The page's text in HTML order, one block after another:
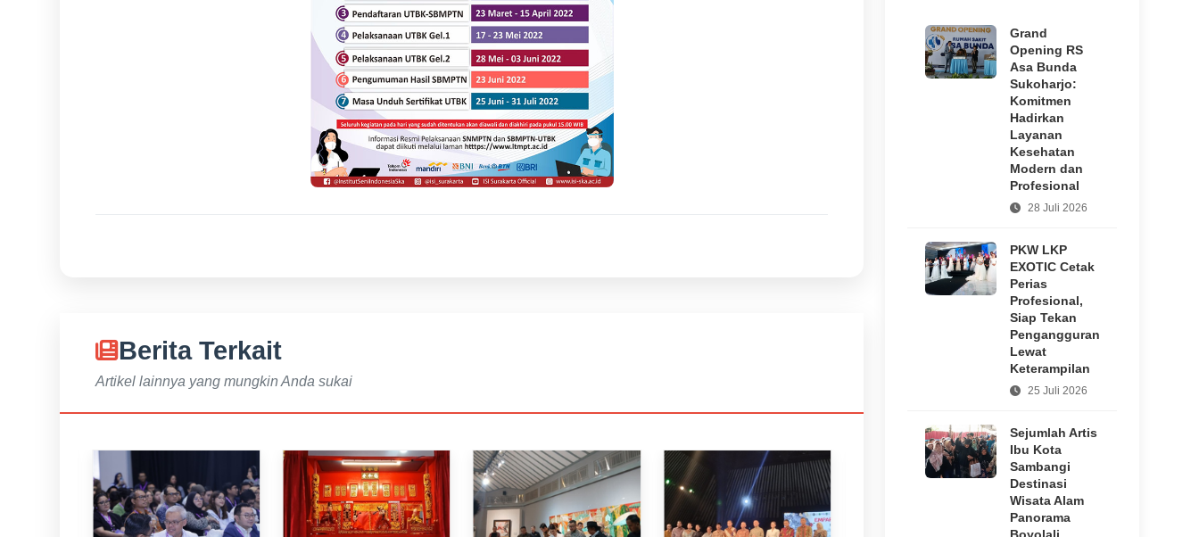
Berita Terkait
Artikel lainnya yang mungkin Anda sukai
Grand
Opening RS
Asa Bunda
Sukoharjo:
Komitmen
Hadirkan
Layanan
Kesehatan
Modern dan
Profesional
28 Juli 2026
PKW LKP
EXOTIC Cetak
Perias
Profesional,
Siap Tekan
Pengangguran
Lewat
Keterampilan
25 Juli 2026
Sejumlah Artis
Ibu Kota
Sambangi
Destinasi
Wisata Alam
Panorama